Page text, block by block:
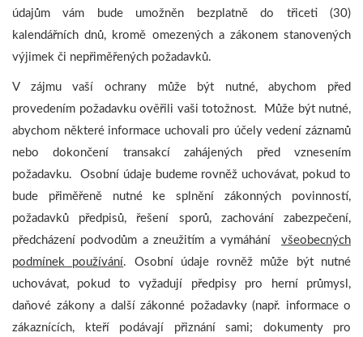
údajům vám bude umožněn bezplatně do třiceti (30)
kalendářních dnů, kromě omezených a zákonem stanovených
výjimek či nepřiměřených požadavků.
V zájmu vaší ochrany může být nutné, abychom před
provedením požadavku ověřili vaši totožnost. Může být nutné,
abychom některé informace uchovali pro účely vedení záznamů
nebo dokončení transakcí zahájených před vznesením
požadavku. Osobní údaje budeme rovněž uchovávat, pokud to
bude přiměřeně nutné ke splnění zákonných povinností,
požadavků předpisů, řešení sporů, zachování zabezpečení,
předcházení podvodům a zneužitím a vymáhání všeobecných
podmínek používání. Osobní údaje rovněž může být nutné
uchovávat, pokud to vyžadují předpisy pro herní průmysl,
daňové zákony a další zákonné požadavky (např. informace o
zákaznících, kteří podávají přiznání sami; dokumenty pro